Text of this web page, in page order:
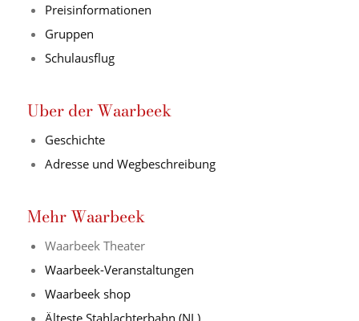
Preisinformationen
Gruppen
Schulausflug
Uber der Waarbeek
Geschichte
Adresse und Wegbeschreibung
Mehr Waarbeek
Waarbeek Theater
Waarbeek-Veranstaltungen
Waarbeek shop
Älteste Stahlachterbahn (NL)